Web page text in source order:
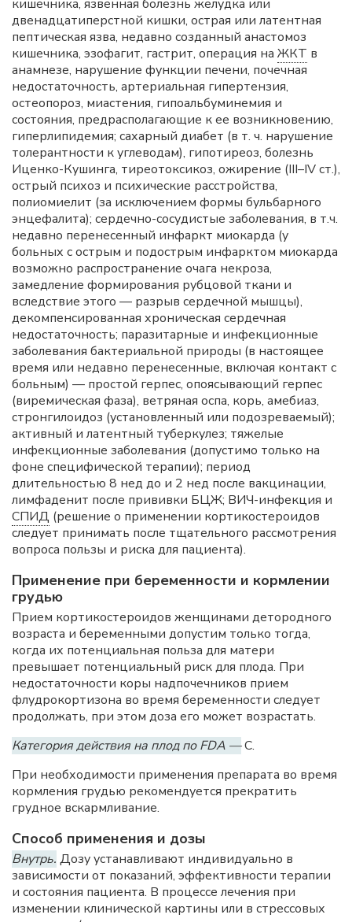
кишечника, язвенная болезнь желудка или
двенадцатиперстной кишки, острая или латентная
пептическая язва, недавно созданный анастомоз
кишечника, эзофагит, гастрит, операция на ЖКТ в
анамнезе, нарушение функции печени, почечная
недостаточность, артериальная гипертензия,
остеопороз, миастения, гипоальбуминемия и
состояния, предрасполагающие к ее возникновению,
гиперлипидемия; сахарный диабет (в т. ч. нарушение
толерантности к углеводам), гипотиреоз, болезнь
Иценко-Кушинга, тиреотоксикоз, ожирение (III–IV ст.),
острый психоз и психические расстройства,
полиомиелит (за исключением формы бульбарного
энцефалита); сердечно-сосудистые заболевания, в т.ч.
недавно перенесенный инфаркт миокарда (у
больных с острым и подострым инфарктом миокарда
возможно распространение очага некроза,
замедление формирования рубцовой ткани и
вследствие этого — разрыв сердечной мышцы),
декомпенсированная хроническая сердечная
недостаточность; паразитарные и инфекционные
заболевания бактериальной природы (в настоящее
время или недавно перенесенные, включая контакт с
больным) — простой герпес, опоясывающий герпес
(виремическая фаза), ветряная оспа, корь, амебиаз,
стронгилоидоз (установленный или подозреваемый);
активный и латентный туберкулез; тяжелые
инфекционные заболевания (допустимо только на
фоне специфической терапии); период
длительностью 8 нед до и 2 нед после вакцинации,
лимфаденит после прививки БЦЖ; ВИЧ-инфекция и
СПИД (решение о применении кортикостероидов
следует принимать после тщательного рассмотрения
вопроса пользы и риска для пациента).
Применение при беременности и кормлении
грудью
Прием кортикостероидов женщинами детородного
возраста и беременными допустим только тогда,
когда их потенциальная польза для матери
превышает потенциальный риск для плода. При
недостаточности коры надпочечников прием
флудрокортизона во время беременности следует
продолжать, при этом доза его может возрастать.
Категория действия на плод по FDA —C.
При необходимости применения препарата во время
кормления грудью рекомендуется прекратить
грудное вскармливание.
Способ применения и дозы
Внутрь. Дозу устанавливают индивидуально в
зависимости от показаний, эффективности терапии
и состояния пациента. В процессе лечения при
изменении клинической картины или в стрессовых